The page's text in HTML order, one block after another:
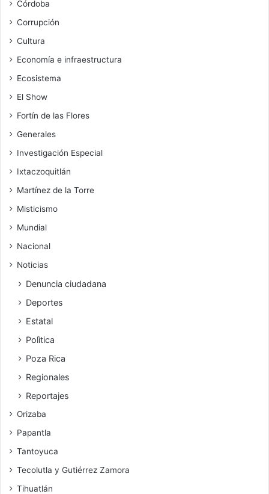
Córdoba
Corrupción
Cultura
Economía e infraestructura
Ecosistema
El Show
Fortín de las Flores
Generales
Investigación Especial
Ixtaczoquitlán
Martínez de la Torre
Misticismo
Mundial
Nacional
Noticias
Denuncia ciudadana
Deportes
Estatal
Polìtica
Poza Rica
Regionales
Reportajes
Orizaba
Papantla
Tantoyuca
Tecolutla y Gutiérrez Zamora
Tihuatlán